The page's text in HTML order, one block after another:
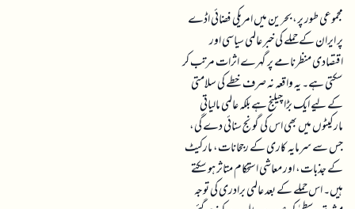
مجموعی طور پر، بحرین میں امریکی فضائی اڈے
پر ایران کے حملے کی خبر عالمی سیاسی اور
اقتصادی منظرنامے پر گہرے اثرات مرتب کر
سکتی ہے۔ یہ واقعہ نہ صرف خطے کی سلامتی
کے لیے ایک بڑا چیلنج ہے بلکہ عالمی مالیاتی
مارکیٹوں میں بھی اس کی گونج سنائی دے گی،
جس سے سرمایہ کاری کے رجحانات، مارکیٹ
کے جذبات، اور معاشی استحکام متاثر ہو سکتے
ہیں۔ اس حملے کے بعد عالمی برادری کی توجہ